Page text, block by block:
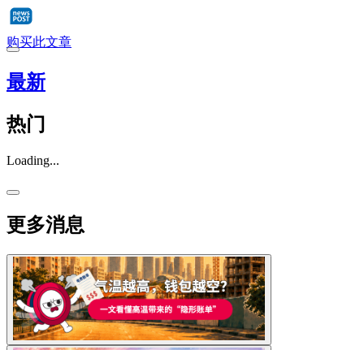
购买此文章
最新
热门
Loading...
更多消息